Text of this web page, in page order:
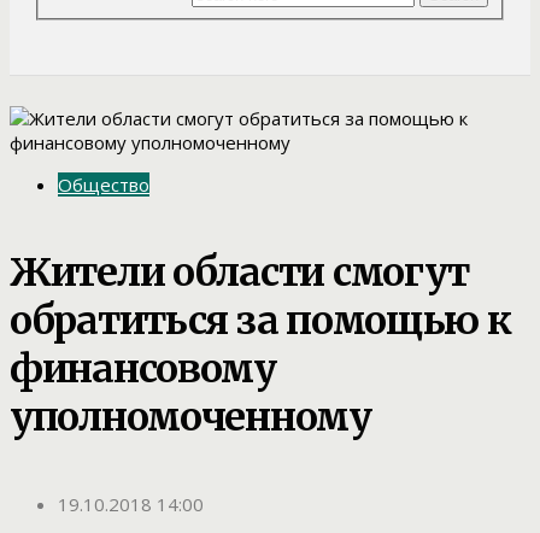
Общество
Жители области смогут
обратиться за помощью к
финансовому
уполномоченному
19.10.2018 14:00